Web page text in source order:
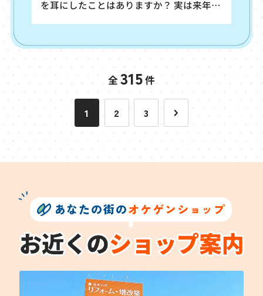
を耳にしたことはありますか？ 実は来年、
ないエアコン。今回は、2027年にエアコン
す。 〇省エネ基準の引き上げ！？ 2027年
4月からエアコンの「省エネ基準」が大幅
に引き上げられることが決まっています。
この新しい基準を満たさないエアコンは、
メーカーが製造・販売で
全315件
1 2 3
あなたの街のオケゲンショップ